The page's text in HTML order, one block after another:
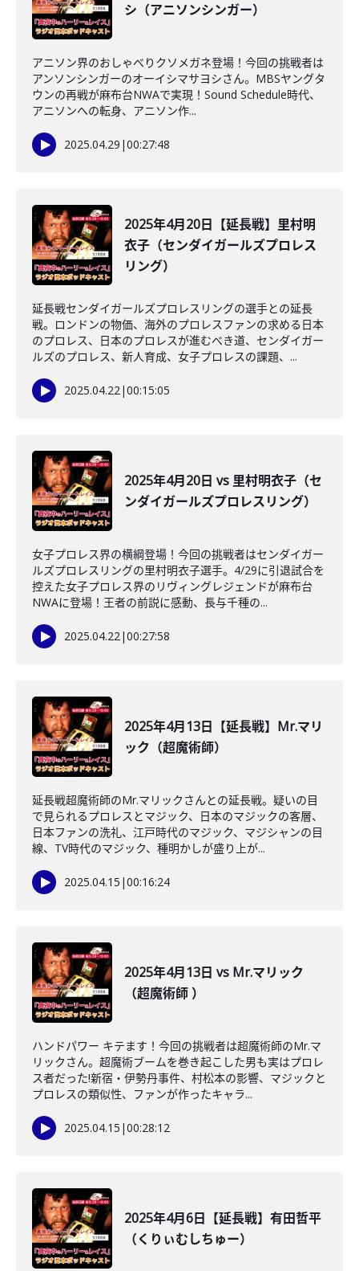
シ（アニソンシンガー）
アニソン界のおしゃべりクソメガネ登場！今回の挑戦者は
アンソンシンガーのオーイシマサヨシさん。MBSヤングタ
ウンの再戦が麻布台NWAで実現！Sound Schedule時代、
アニソンへの転身、アニソン作...
2025.04.29 |00:27:48
2025年4月20日【延長戦】里村明
衣子（センダイガールズプロレス
リング）
延長戦センダイガールズプロレスリングの選手との延長
戦。ロンドンの物価、海外のプロレスファンの求める日本
のプロレス、日本のプロレスが進むべき道、センダイガー
ルズのプロレス、新人育成、女子プロレスの課題、...
2025.04.22|00:15:05
2025年4月20日 vs 里村明衣子（セ
ンダイガールズプロレスリング）
女子プロレス界の横綱登場！今回の挑戦者はセンダイガー
ルズプロレスリングの里村明衣子選手。4/29に引退試合を
控えた女子プロレス界のリヴィングレジェンドが麻布台
NWAに登場！王者の前説に感動、長与千種の...
2025.04.22|00:27:58
2025年4月13日【延長戦】Mr.マリ
ック（超魔術師）
延長戦超魔術師のMr.マリックさんとの延長戦。疑いの目
で見られるプロレスとマジック、日本のマジックの客層、
日本ファンの洗礼、江戸時代のマジック、マジシャンの目
線、TV時代のマジック、種明かしが盛り上が...
2025.04.15 |00:16:24
2025年4月13日 vs Mr.マリック
（超魔術師 ）
ハンドパワー キテます！今回の挑戦者は超魔術師のMr.マ
リックさん。超魔術ブームを巻き起こした男も実はプロレ
ス者だった!新宿・伊勢丹事件、村松本の影響、マジックと
プロレスの類似性、ファンが作ったキャラ...
2025.04.15 |00:28:12
2025年4月6日【延長戦】有田哲平
（くりぃむしちゅー）